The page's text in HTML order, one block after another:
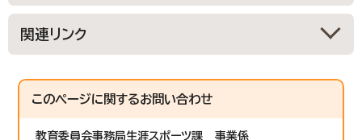
関連リンク
このページに関するお問い合わせ
教育委員会事務局生涯スポーツ課
事業係